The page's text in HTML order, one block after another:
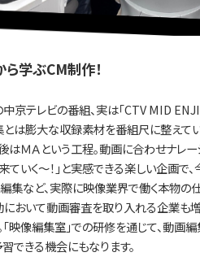
学ぶCM制作！
中京テレビの番組、実は「CTV MID
とは膨大な収録素材を番組尺に整えて
はＭＡという工程。動画に合わせナレー
ていく～！」と実感できる楽しい企画で
編集など、実際に映像業界で働く本物の
において動画審査を取り入れる企業も
「映像編集室」での研修を通じて、動
できる機会にもなります。